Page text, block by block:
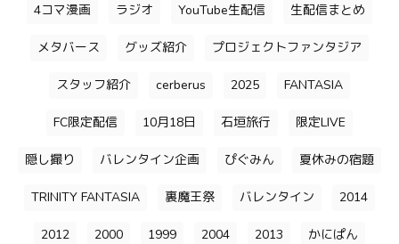
4コマ漫画 ラジオ YouTube生配信 生配信まとめ
メタバース グッズ紹介 プロジェクトファンタジア
スタッフ紹介 cerberus 2025 FANTASIA
FC限定配信 10月18日 石垣旅行 限定LIVE
隠し撮り バレンタイン企画 ぴぐみん 夏休みの宿題
TRINITY FANTASIA 裏魔王祭 バレンタイン 2014
2012 2000 1999 2004 2013 かにぱん